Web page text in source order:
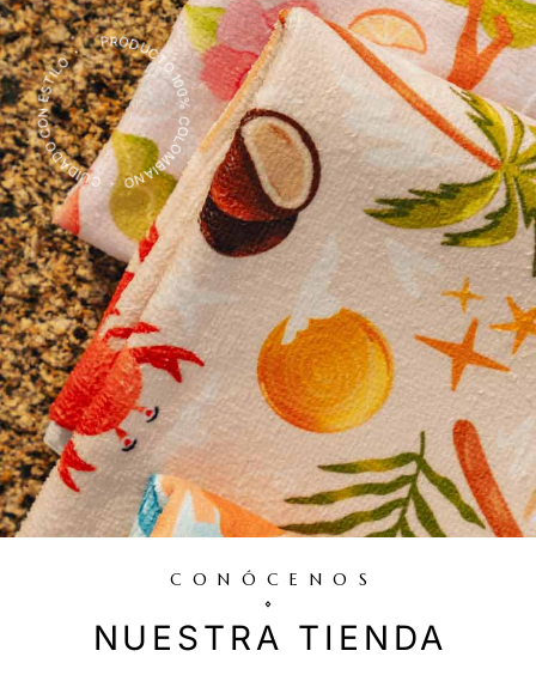
CONÓCENOS
NUESTRA TIENDA
PRODUCTO 100% COLOMBIANO ・ CUIDADO CON ESTILO ・